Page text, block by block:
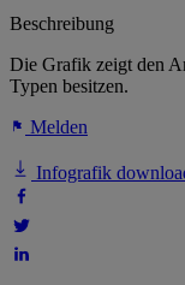
Beschreibung
Die Grafik zeigt den
Typen besitzen.
Melden
Infografik